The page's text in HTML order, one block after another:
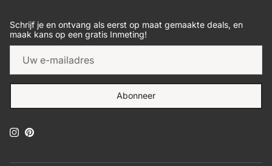
Schrijf je en ontvang als eerst op maat gemaakte deals, en
maak kans op een gratis Inmeting!
Abonneer
Instagram
Pinterest